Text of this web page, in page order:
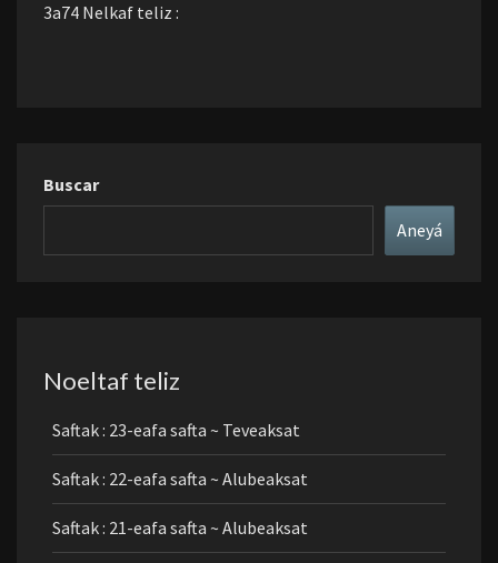
3a74 Nelkaf teliz :
Buscar
Aneyá
Noeltaf teliz
Saftak : 23-eafa safta ~ Teveaksat
Saftak : 22-eafa safta ~ Alubeaksat
Saftak : 21-eafa safta ~ Alubeaksat